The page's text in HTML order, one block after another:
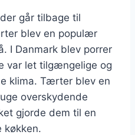
går tilbage til
blev en populær
I Danmark blev porrer
var let tilgængelige og
klima. Tærter blev en
overskydende
gjorde dem til en
køkken.